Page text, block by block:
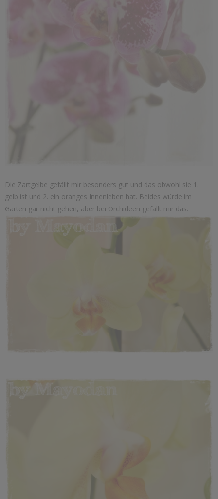
Die Zartgelbe gefällt mir besonders gut und das obwohl sie 1.
gelb ist und 2. ein oranges Innenleben hat. Beides würde im
Garten gar nicht gehen, aber bei Orchideen gefällt mir das.